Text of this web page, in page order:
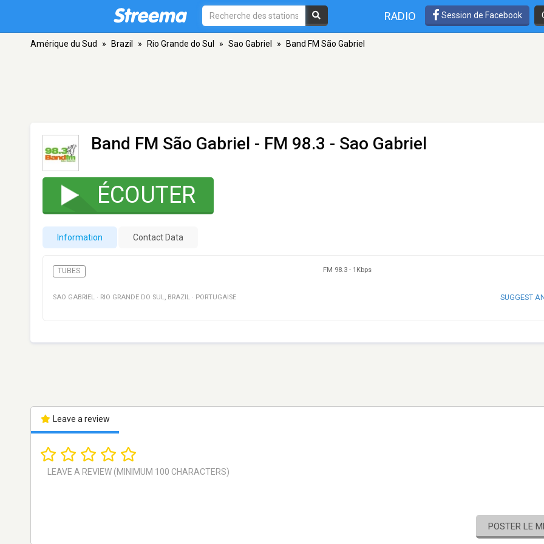
RADIO Session de Facebook
Amérique du Sud » Brazil » Rio Grande do Sul » Sao Gabriel » Band FM São Gabriel
Band FM São Gabriel - FM 98.3 - Sao Gabriel
ÉCOUTER
Information Contact Data
TUBES FM 98.3 - 1Kbps
SAO GABRIEL · RIO GRANDE DO SUL, BRAZIL · PORTUGAISE SUGGEST
Leave a review
POSTER LE